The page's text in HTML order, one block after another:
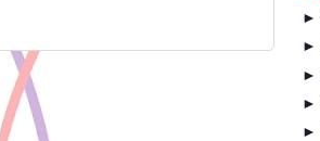
►
►
►
►
►